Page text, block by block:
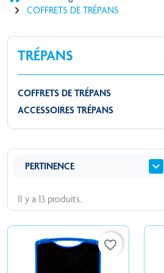
COFFRETS DE TRÉPANS
TRÉPANS
COFFRETS DE TRÉPANS
ACCESSOIRES TRÉPANS
Il y a 13 produits.
PERTINENCE expand_more
favorite_border